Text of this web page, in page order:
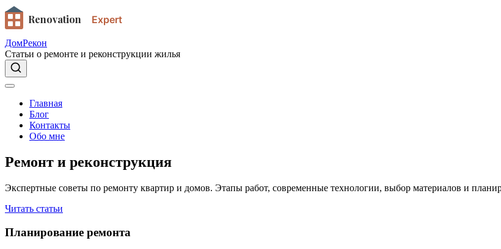
Renovation Expert
ДомРекон
Статьи о ремонте и реконструкции жилья
Главная
Блог
Контакты
Обо мне
Ремонт и реконструкция
Экспертные советы по ремонту квартир и домов. Этапы работ, современные технологии, выбор материалов и
Читать статьи
Планирование ремонта